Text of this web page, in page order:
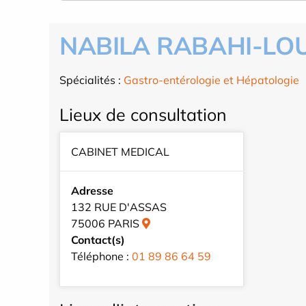
NABILA RABAHI-
Spécialités : Gastro-entérologie et Hépatologie
Lieux de consultation
CABINET MEDICAL
Adresse
132 RUE D'ASSAS
75006 PARIS
Contact(s)
Téléphone : 01 89 86 64 59